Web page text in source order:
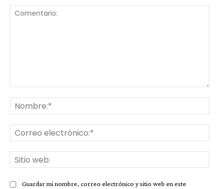
Guardar mi nombre, correo electrónico y sitio web en este